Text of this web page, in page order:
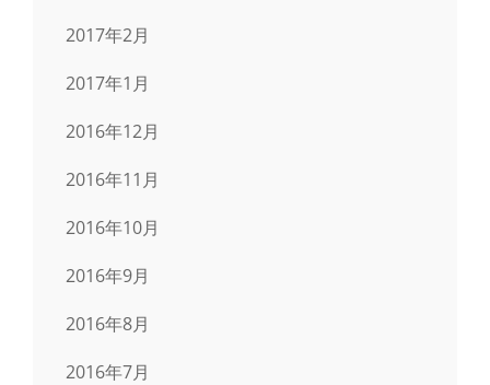
2017年2月
2017年1月
2016年12月
2016年11月
2016年10月
2016年9月
2016年8月
2016年7月